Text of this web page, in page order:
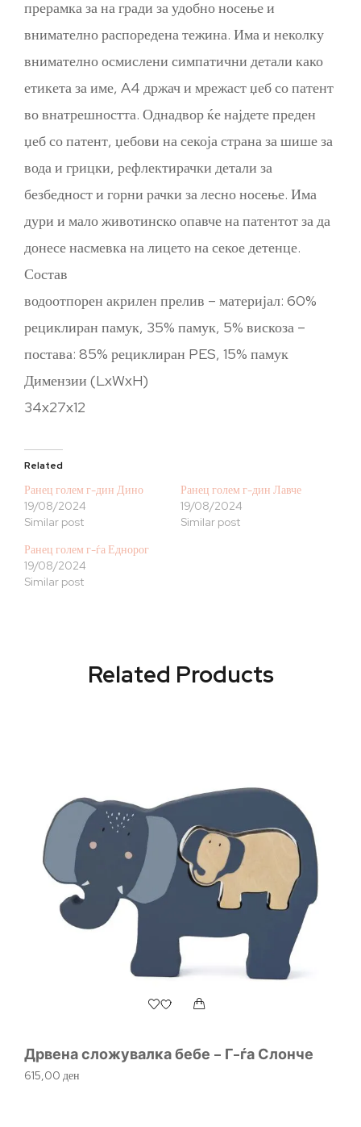
прерамка за на гради за удобно носење и
внимателно распоредена тежина. Има и неколку
внимателно осмислени симпатични детали како
етикета за име, A4 држач и мрежаст џеб со патент
во внатрешността. Однадвор ќе најдете преден
џеб со патент, џебови на секоја страна за шише за
вода и грицки, рефлектирачки детали за
безбедност и горни рачки за лесно носење. Има
дури и мало животинско опавче на патентот за да
донесе насмевка на лицето на секое детенце.
Состав
водоотпорен акрилен прелив – материјал: 60%
рециклиран памук, 35% памук, 5% вискоза –
постава: 85% рециклиран PES, 15% памук
Димензии (LxWxH)
34x27x12
Related
Ранец голем г-дин Дино
19/08/2024
Similar post
Ранец голем г-дин Лавче
19/08/2024
Similar post
Ранец голем г-ѓа Еднорог
19/08/2024
Similar post
Related Products
Дрвена сложувалка бебе – Г-ѓа Слонче
615,00 ден